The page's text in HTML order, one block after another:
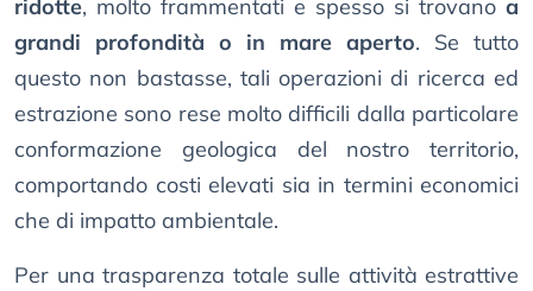
ridotte, molto frammentati e spesso si trovano a
grandi profondità o in mare aperto. Se tutto
questo non bastasse, tali operazioni di ricerca ed
estrazione sono rese molto difficili dalla particolare
conformazione geologica del nostro territorio,
comportando costi elevati sia in termini economici
che di impatto ambientale.
Per una trasparenza totale sulle attività estrattive